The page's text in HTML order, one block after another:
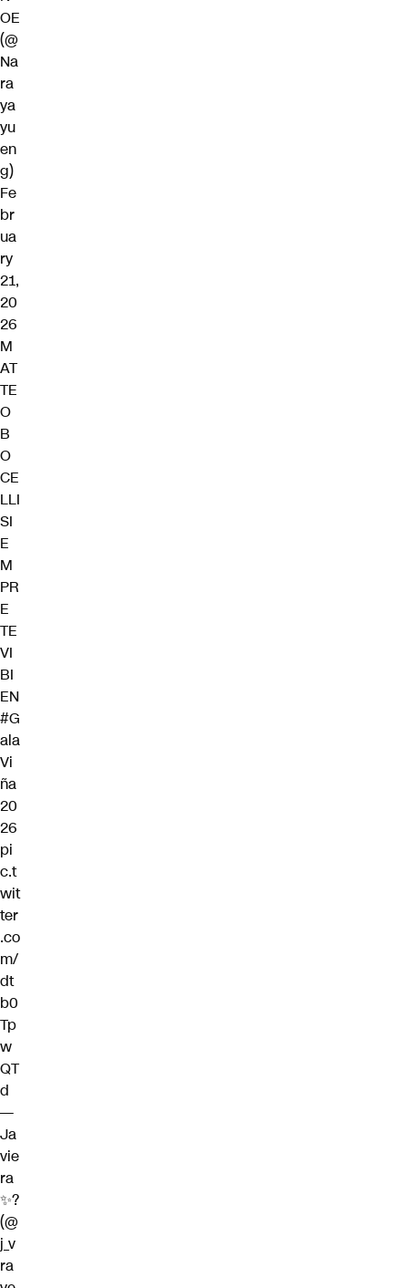
OE
(@
Na
ra
ya
yu
en
g)
Fe
br
ua
ry
21,
20
26
M
AT
TE
O
B
O
CE
LLI
SI
E
M
PR
E
TE
VI
BI
EN
#G
ala
Vi
ña
20
26
pi
c.t
wit
ter
.co
m/
dt
b0
Tp
w
QT
d
—
Ja
vie
ra
✨️?
(@
j_v
ra